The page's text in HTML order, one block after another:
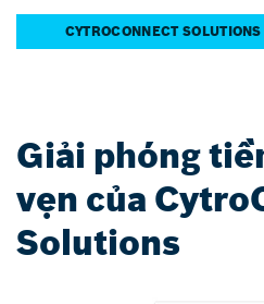
CYTROCONNECT
Giải phóng
vẹn của
Solutions